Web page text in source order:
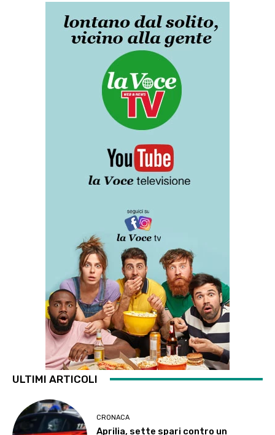
ULTIMI ARTICOLI
CRONACA
Aprilia, sette spari contro un